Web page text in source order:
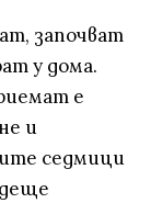
започват
у дома.
е
и
седмици